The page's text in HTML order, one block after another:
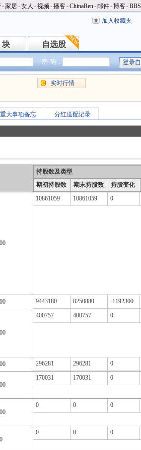
-家居-女人 -视频-播客-ChinaRen-邮件-博客-BBS
加入收藏夹
块
块 自选股
自选股
密 码：
实时行情
重大事项备忘 分红送配记录
持股数及类型
期初持股数
期末持股数 持股变化
10861059 10861059 0
9443180 8250880 -1192300
400757 400757 0
296281 296281 0
170031 170031 0
0 0 0
0 0 0